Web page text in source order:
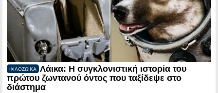
ΦΙΛΟΖΩΙΚΑ
Λάικα: Η συγκλονιστική ιστορία του
πρώτου ζωντανού όντος που ταξίδεψε στο
διάστημα